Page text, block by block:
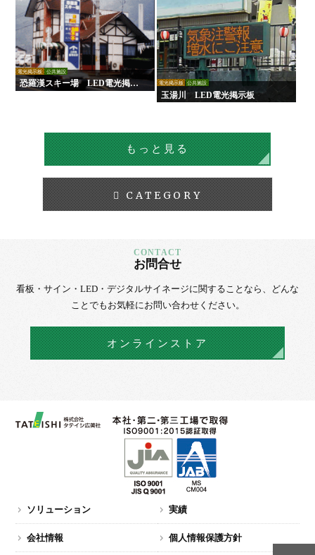
電光掲示板 公共施設
恐羅漢スキー場 LED電光掲示
板
電光掲示板 公共施設
玉湯川 LED電光掲示板
もっと見る
CATEGORY
お問合せ
看板・サイン・LED・デジタルサイネージに関することなら、
どんな
ことでもお気軽にお問い合わせください。
オンラインストア
ソリューション 実績
会社情報 個人情報保護方針